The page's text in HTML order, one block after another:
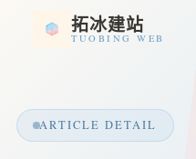
拓冰建站
TUOBING WEB
ARTICLE DETAIL